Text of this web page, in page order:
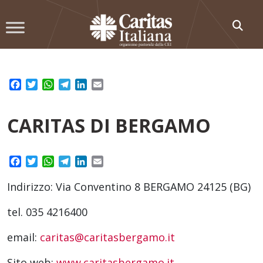
to
Facebook
TwitterWhatsApp
TelegramLinkedIn
CARITAS DI BERGAMO
Facebook
TwitterWhatsApp
TelegramLinkedIn
Indirizzo: Via Conventino 8 BERGAMO 24125 (BG)
tel. 035 4216400
email: caritas@caritasbergamo.it